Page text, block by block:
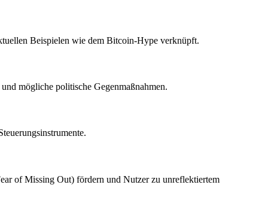
Beispielen wie dem Bitcoin-Hype verknüpft.
mögliche politische Gegenmaßnahmen.
of Missing Out) fördern und Nutzer zu unreflektiertem